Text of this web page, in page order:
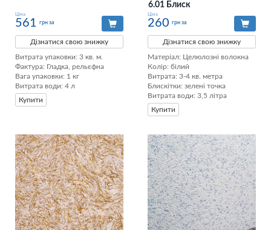
Ціна
561 грн за
Дізнатися свою знижку
Витрата упаковки: 3 кв. м.
Фактура: Гладка, рельєфна
Вага упаковки: 1 кг
Витрата води: 4 л
Купити
6.01 Блиск
Ціна
260 грн за
Дізнатися свою знижку
Матеріал: Целюлозні волокна
Колір: білий
Витрата: 3-4 кв. метра
Блискітки: зелені точка
Витрата води: 3,5 літра
Купити